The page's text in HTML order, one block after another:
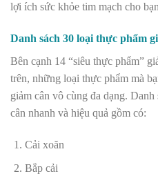
lợi ích sức khỏe tim mạch cho
Danh sách 30 loại thực phẩm
Bên cạnh 14 “siêu thực phẩm”
trên, những loại thực phẩm mà
giảm cân vô cùng đa dạng.
cân nhanh và hiệu quả gồm có:
Cải xoăn
Bắp cải